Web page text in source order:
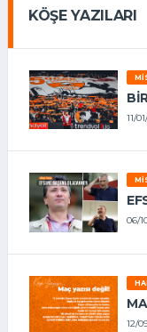
KÖŞE YAZILARI
11/
06/
12/